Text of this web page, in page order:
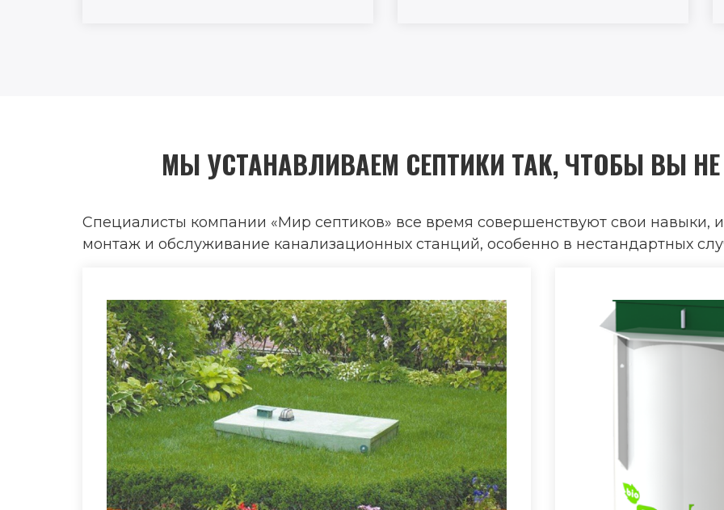
МЫ УСТАНАВЛИВАЕМ СЕПТИКИ ТАК, ЧТОБЫ ВЫ
Специалисты компании «Мир септиков» все время совершенствуют свои навыки,
монтаж и обслуживание канализационных станций, особенно в нестандартных